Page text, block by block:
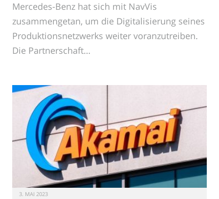
Mercedes-Benz hat sich mit NavVis
zusammengetan, um die Digitalisierung seines
Produktionsnetzwerks weiter voranzutreiben.
Die Partnerschaft…
3. MAI 2023